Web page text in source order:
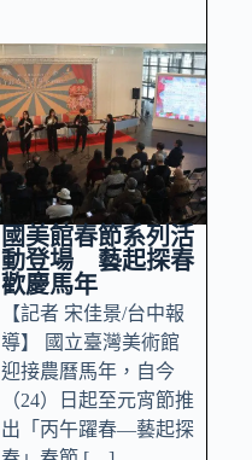
國美館春節系列活
動登場 藝起探春
歡慶馬年
【記者 宋佳景/台中報
導】 國立臺灣美術館
迎接農曆馬年，自今
（24）日起至元宵節推
出「丙午躍春—藝起探